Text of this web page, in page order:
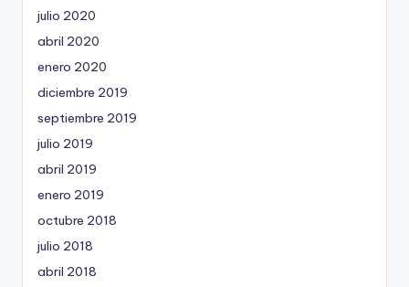
julio 2020
abril 2020
enero 2020
diciembre 2019
septiembre 2019
julio 2019
abril 2019
enero 2019
octubre 2018
julio 2018
abril 2018